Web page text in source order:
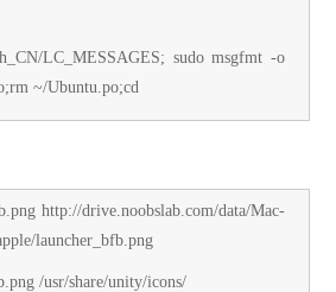
LC_MESSAGES; sudo msgfmt -o
~/Ubuntu.po;cd
http://drive.noobslab.com/data/Mac-
launcher_bfb.png
/usr/share/unity/icons/